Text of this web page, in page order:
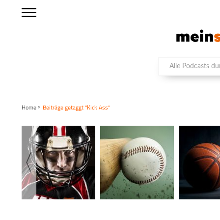
Home > Beiträge getaggt "Kick Ass"